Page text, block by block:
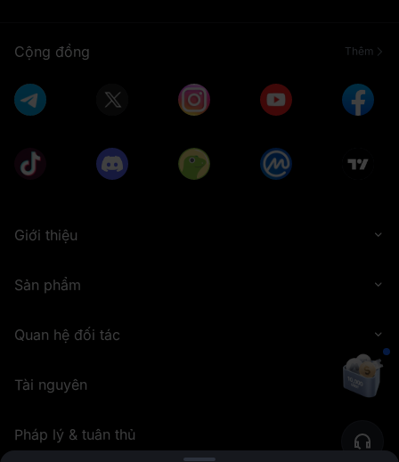
Cộng đồng Thêm
Giới thiệu
Sản phẩm
Quan hệ đối tác
Tài nguyên
Pháp lý & tuân thủ